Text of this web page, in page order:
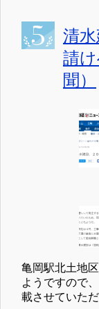
清
請
聞）
亀岡駅北土地
ようですので
載させていた